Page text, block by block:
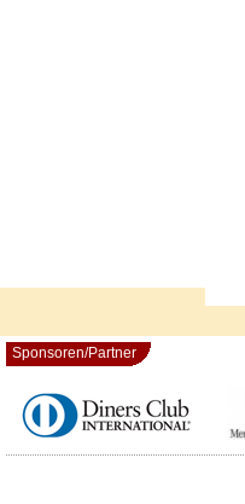
Sponsoren/Partner